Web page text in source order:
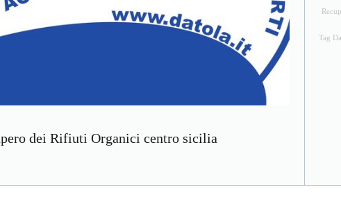
dei Rifiuti Organici centro sicilia
Tag